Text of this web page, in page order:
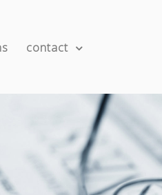
contact